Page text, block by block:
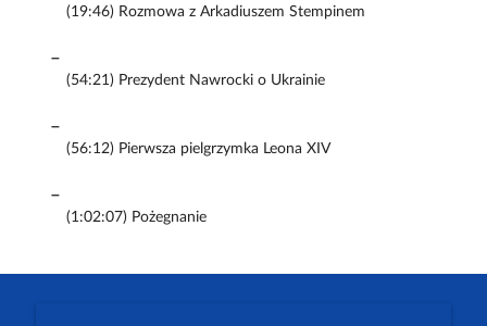
(19:46) Rozmowa z Arkadiuszem Stempinem
(54:21) Prezydent Nawrocki o Ukrainie
(56:12) Pierwsza pielgrzymka Leona XIV
(1:02:07) Pożegnanie